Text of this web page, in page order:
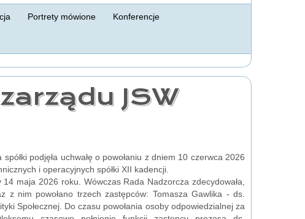
Portrety mówione Konferencje
JSW
podjęła uchwałę o powołaniu z dniem 10 czerwca 2026
i operacyjnych spółki XII kadencji.
maja 2026 roku. Wówczas Rada Nadzorcza zdecydowała,
z nim powołano trzech zastępców: Tomasza Gawlika - ds.
Społecznej. Do czasu powołania osoby odpowiedzialnej za